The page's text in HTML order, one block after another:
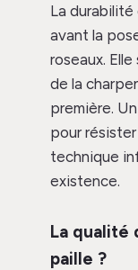
La
avant la
roseaux.
de la
première.
pour
technique
existence.
La qualité
paille ?